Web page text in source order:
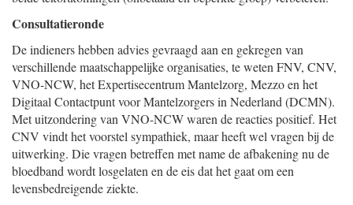
Consultatieronde
De indieners hebben advies gevraagd aan en gekregen van
verschillende maatschappelijke organisaties, te weten FNV, CNV,
VNO-NCW, het Expertisecentrum Mantelzorg, Mezzo en het
Digitaal Contactpunt voor Mantelzorgers in Nederland (DCMN).
Met uitzondering van VNO-NCW waren de reacties positief. Het
CNV vindt het voorstel sympathiek, maar heeft wel vragen bij de
uitwerking. Die vragen betreffen met name de afbakening nu de
bloedband wordt losgelaten en de eis dat het gaat om een
levensbedreigende ziekte.